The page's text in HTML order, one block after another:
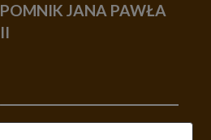
POMNIK JANA PAWŁA
II